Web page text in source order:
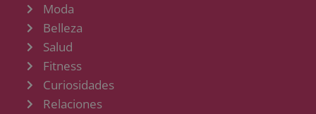
Moda
Belleza
Salud
Fitness
Curiosidades
Relaciones